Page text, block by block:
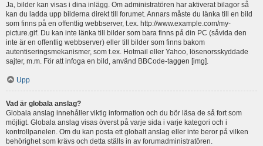
Ja, bilder kan visas i dina inlägg. Om administratören har aktiverat bilagor så
kan du ladda upp bilderna direkt till forumet. Annars måste du länka till en bild
som finns på en offentlig webbserver, t.ex. http://www.example.com/my-
picture.gif. Du kan inte länka till bilder som bara finns på din PC (såvida den
inte är en offentlig webbserver) eller till bilder som finns bakom
autentiseringsmekanismer, som t.ex. Hotmail eller Yahoo, lösenorsskyddade
sajter, m.m. För att infoga en bild, använd BBCode-taggen [img].
Upp
Vad är globala anslag?
Globala anslag innehåller viktig information och du bör läsa de så fort som
möjligt. Globala anslag visas överst på varje sida i varje kategori och i
kontrollpanelen. Om du kan posta ett globalt anslag eller inte beror på vilken
behörighet som krävs och detta ställs in av forumadministratören.